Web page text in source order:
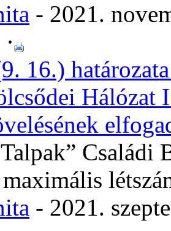
- 2021.
16.)
- 2021.